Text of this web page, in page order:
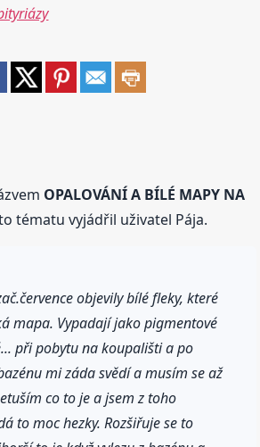
OPALOVÁNÍ A BÍLÉ MAPY NA
tématu vyjádřil uživatel Pája.
objevily bílé fleky, které
mapa. Vypadají jako pigmentové
při pobytu na koupališti a po
mi záda svědí a musím se až
co to je a jsem z toho
to moc hezky. Rozšiřuje se to